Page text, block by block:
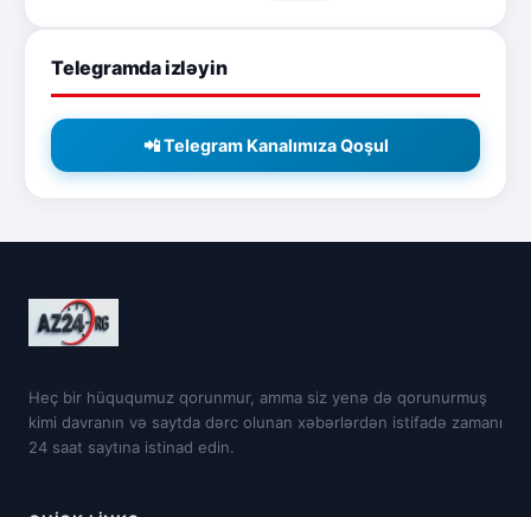
Telegramda izləyin
📲 Telegram Kanalımıza Qoşul
Heç bir hüququmuz qorunmur, amma siz yenə də qorunurmuş
kimi davranın və saytda dərc olunan xəbərlərdən istifadə zamanı
24 saat saytına istinad edin.